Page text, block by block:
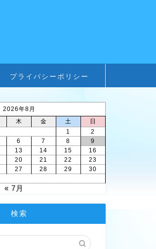
プライバシーポリシー
2026年8月
木 金 土
日
1
2
6 7 8
9
13 14 15
16
20 21 22
23
27 28 29
30
« 7月
検索